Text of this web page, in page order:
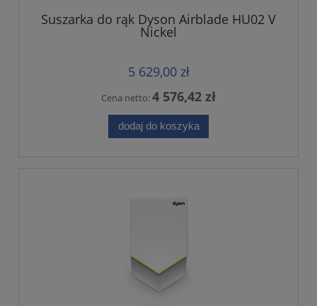
Suszarka do rąk Dyson Airblade HU02 V
Nickel
5 629,00 zł
Cena netto:4 576,42 zł
dodaj do koszyka